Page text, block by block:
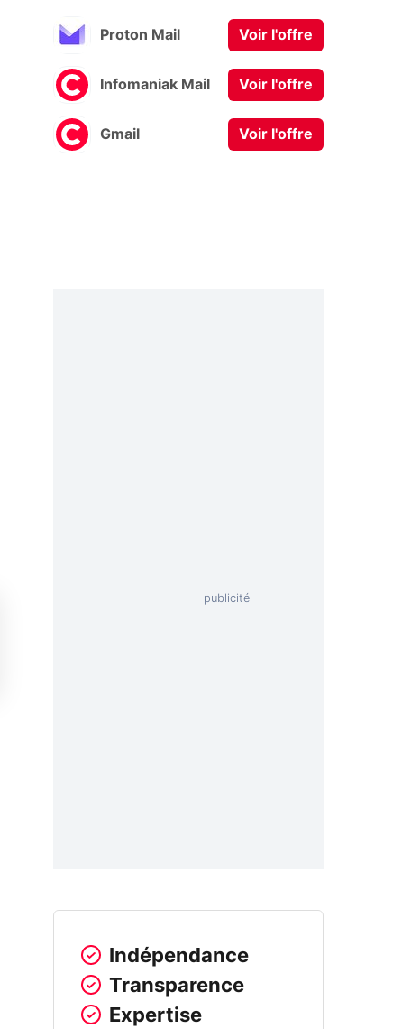
Proton Mail Voir l'offre
Infomaniak Mail Voir l'offre
Gmail Voir l'offre
Indépendance
Transparence
Expertise